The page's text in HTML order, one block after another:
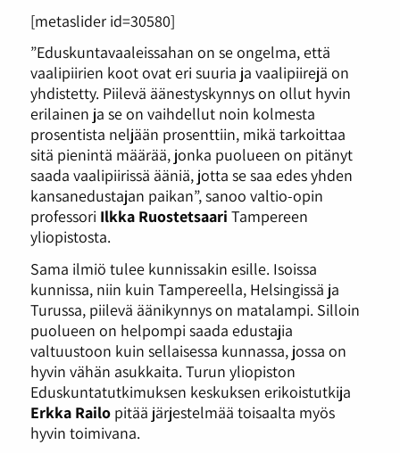
[metaslider id=30580]
”Eduskuntavaaleissahan on se ongelma, että
vaalipiirien koot ovat eri suuria ja vaalipiirejä on
yhdistetty. Piilevä äänestyskynnys on ollut hyvin
erilainen ja se on vaihdellut noin kolmesta
prosentista neljään prosenttiin, mikä tarkoittaa
sitä pienintä määrää, jonka puolueen on pitänyt
saada vaalipiirissä ääniä, jotta se saa edes yhden
kansanedustajan paikan”, sanoo valtio-opin
professori Ilkka Ruostetsaari Tampereen
yliopistosta.
Sama ilmiö tulee kunnissakin esille. Isoissa
kunnissa, niin kuin Tampereella, Helsingissä ja
Turussa, piilevä äänikynnys on matalampi. Silloin
puolueen on helpompi saada edustajia
valtuustoon kuin sellaisessa kunnassa, jossa on
hyvin vähän asukkaita. Turun yliopiston
Eduskuntatutkimuksen keskuksen erikoistutkija
Erkka Railopitää järjestelmää toisaalta myös
hyvin toimivana.